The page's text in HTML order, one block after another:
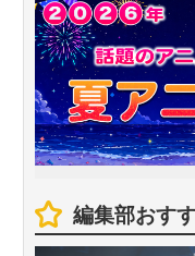
編集部おす